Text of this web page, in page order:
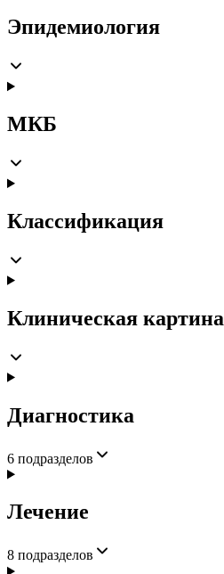
Эпидемиология
МКБ
Классификация
Клиническая картина
Диагностика
6 подразделов
Лечение
8 подразделов